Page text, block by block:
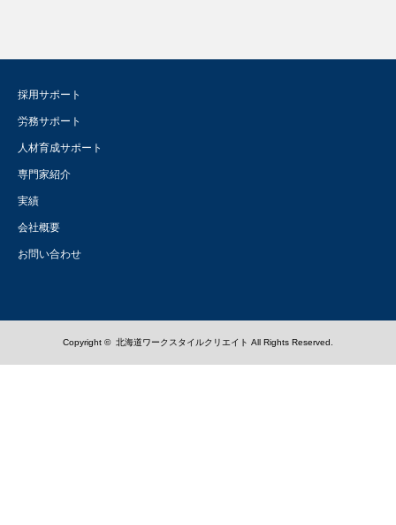
採用サポート
労務サポート
人材育成サポート
専門家紹介
実績
会社概要
お問い合わせ
Copyright © 北海道ワークスタイルクリエイト All Rights Reserved.